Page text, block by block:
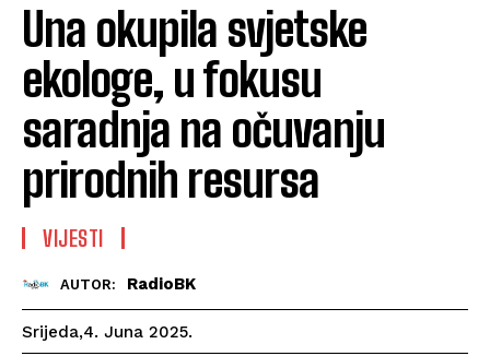
Una okupila svjetske
ekologe, u fokusu
saradnja na očuvanju
prirodnih resursa
VIJESTI
AUTOR: RadioBK
Srijeda,4. Juna 2025.